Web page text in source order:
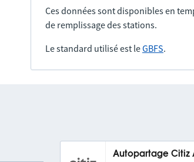
Ces données sont disponibles en
de remplissage des stations.
Le standard utilisé est leGBFS.
Autopartage Citiz